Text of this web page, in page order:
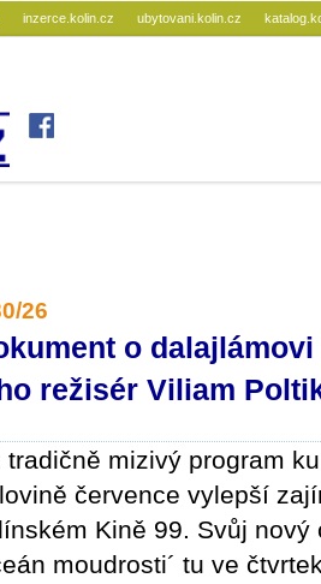
inzerce.kolin.cz ubytovani.kolin.cz
26
o
režisér Viliam
tradičně mizivý program
července vylepší
Kině 99. Svůj nový
moudrosti´ tu ve